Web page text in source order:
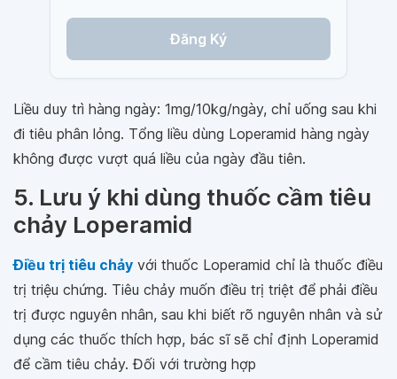
Đăng Ký
Liều duy trì hàng ngày: 1mg/10kg/ngày, chỉ uống sau khi
đi tiêu phân lỏng. Tổng liều dùng Loperamid hàng ngày
không được vượt quá liều của ngày đầu tiên.
5. Lưu ý khi dùng thuốc cầm tiêu
chảy Loperamid
Ðiều trị tiêu chảy với thuốc Loperamid chỉ là thuốc điều
trị triệu chứng. Tiêu chảy muốn điều trị triệt để phải điều
trị được nguyên nhân, sau khi biết rõ nguyên nhân và sử
dụng các thuốc thích hợp, bác sĩ sẽ chỉ định Loperamid
để cầm tiêu chảy. Đối với trường hợp